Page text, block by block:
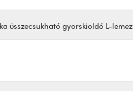
összecsukható gyorskioldó L-lemez